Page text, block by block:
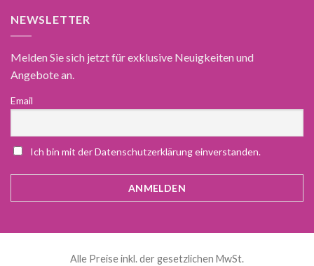
NEWSLETTER
Melden Sie sich jetzt für exklusive Neuigkeiten und
Angebote an.
Email
Ich bin mit der Datenschutzerklärung einverstanden.
Alle Preise inkl. der gesetzlichen MwSt.